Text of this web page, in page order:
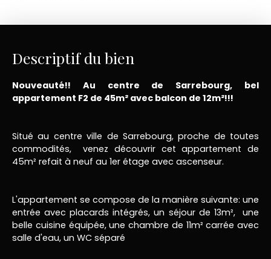
Descriptif du bien
Nouveauté!! Au centre de Sarrebourg, bel
appartement F2 de 45m² avec balcon de 12m²!!!
Situé au centre ville de Sarrebourg, proche de toutes
commodités, venez découvrir cet appartement de
45m² refait à neuf au 1er étage avec ascenseur.
L'appartement se compose de la manière suivante: une
entrée avec placards intégrés, un séjour de 13m², une
belle cuisine équipée, une chambre de 11m² carrée avec
salle d'eau, un WC séparé